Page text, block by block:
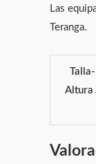
Las
Teranga.
Altura